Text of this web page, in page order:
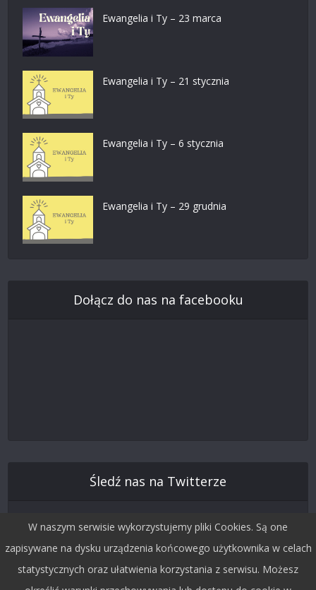
Ewangelia i Ty – 23 marca
Ewangelia i Ty – 21 stycznia
Ewangelia i Ty – 6 stycznia
Ewangelia i Ty – 29 grudnia
Dołącz do nas na facebooku
Śledź nas na Twitterze
W naszym serwisie wykorzystujemy pliki Cookies. Są one
zapisywane na dysku urządzenia końcowego użytkownika w celach
statystycznych oraz ułatwienia korzystania z serwisu. Możesz